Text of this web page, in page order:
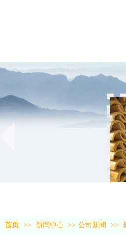
首页 >> 新聞中心 >> 公司新聞 >>